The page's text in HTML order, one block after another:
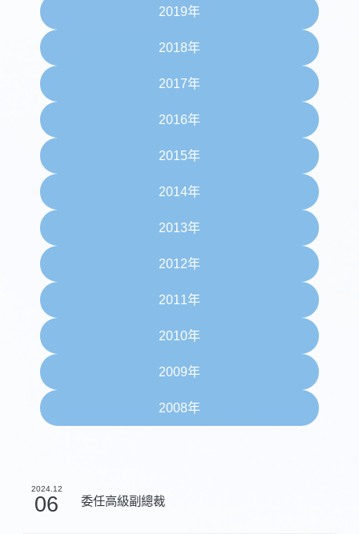
2019年
2018年
2017年
2016年
2015年
2014年
2013年
2012年
2011年
2010年
2009年
2008年
2024.12
06 委任高級副總裁